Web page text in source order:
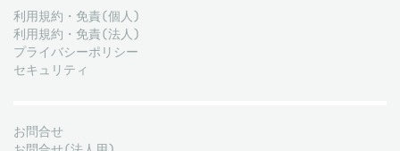
利用規約・免責(個人)
利用規約・免責(法人)
プライバシーポリシー
セキュリティ
お問合せ